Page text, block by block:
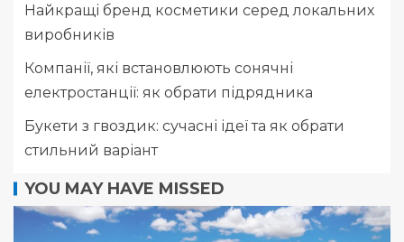
Найкращі бренд косметики серед локальних
виробників
Компанії, які встановлюють сонячні
електростанції: як обрати підрядника
Букети з гвоздик: сучасні ідеї та як обрати
стильний варіант
YOU MAY HAVE MISSED